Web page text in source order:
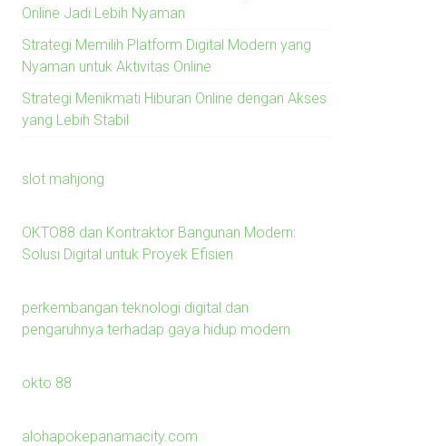
Online Jadi Lebih Nyaman
Strategi Memilih Platform Digital Modern yang
Nyaman untuk Aktivitas Online
Strategi Menikmati Hiburan Online dengan Akses
yang Lebih Stabil
slot mahjong
OKTO88 dan Kontraktor Bangunan Modern:
Solusi Digital untuk Proyek Efisien
perkembangan teknologi digital dan
pengaruhnya terhadap gaya hidup modern
okto 88
alohapokepanamacity.com